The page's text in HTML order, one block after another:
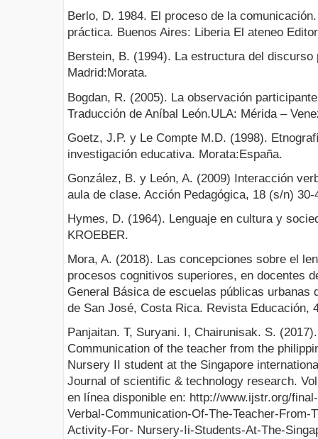
Berlo, D. 1984. El proceso de la
práctica. Buenos Aires: Liberia El ateneo
Berstein, B. (1994). La estructura del discurso
Madrid:Morata.
Bogdan, R. (2005). La observación
Traducción de Aníbal León.ULA: Mérida –
Goetz, J.P. y Le Compte M.D. (1998).
investigación educativa. Morata:España.
González, B. y León, A. (2009) Interacción
aula de clase. Acción Pedagógica, 18 (s/n) 30-
Hymes, D. (1964). Lenguaje en cultura y
KROEBER.
Mora, A. (2018). Las concepciones sobre el
procesos cognitivos superiores, en docentes
General Básica de escuelas públicas urbanas
de San José, Costa Rica. Revista Educación,
Panjaitan. T, Suryani. I, Chairunisak. S.
Communication of the teacher from the
Nursery II student at the Singapore
Journal of scientific & technology research.
en línea disponible en: http://www.ijstr.org/
Verbal-Communication-Of-The-Teacher-From-
Activity-For- Nursery-Ii-Students-At-The-